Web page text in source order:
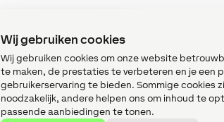
Wij gebruiken cookies
Wij gebruiken cookies om onze website
te maken, de prestaties te verbeteren en je een
gebruikerservaring te bieden. Sommige cookies
noodzakelijk, andere helpen ons om inhoud te
passende aanbiedingen te tonen.